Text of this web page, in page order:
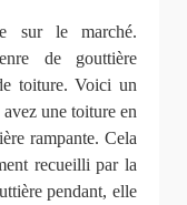
sur le marché.
de gouttière
toiture. Voici un
une toiture en
rampante. Cela
recueilli par la
pendant, elle